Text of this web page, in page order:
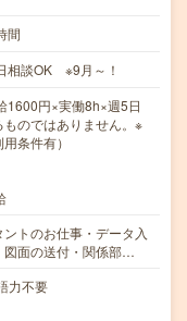
間
相談OK ※9月～！
円×実働8h×週5日
のではありません。※
条件有）
トのお仕事・データ入
図面の送付・関係部…
力不要